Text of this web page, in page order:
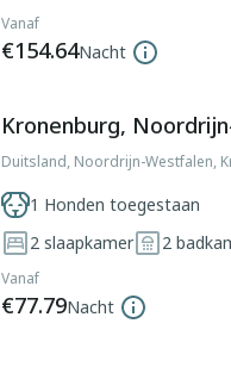
Vanaf
€154.64Nacht
Kronenburg,
Duitsland, Noordrijn-Westfalen,
1 Honden toegestaan
2 slaapkamer 2
Vanaf
€77.79Nacht